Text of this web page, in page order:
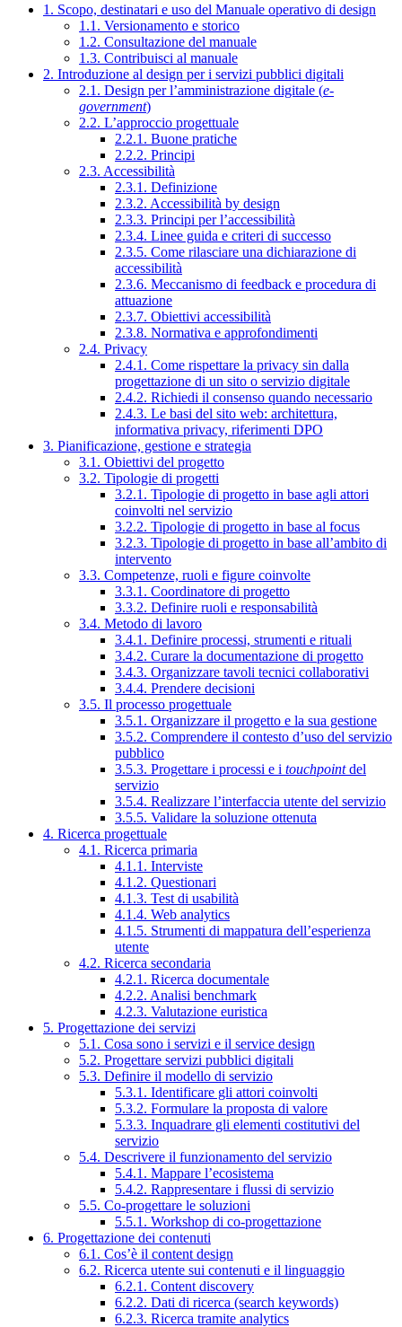
1. Scopo, destinatari e uso del Manuale operativo di design
1.1. Versionamento e storico
1.2. Consultazione del manuale
1.3. Contribuisci al manuale
2. Introduzione al design per i servizi pubblici digitali
2.1. Design per l’amministrazione digitale (e-
government)
2.2. L’approccio progettuale
2.2.1. Buone pratiche
2.2.2. Principi
2.3. Accessibilità
2.3.1. Definizione
2.3.2. Accessibilità by design
2.3.3. Principi per l’accessibilità
2.3.4. Linee guida e criteri di successo
2.3.5. Come rilasciare una dichiarazione di
accessibilità
2.3.6. Meccanismo di feedback e procedura di
attuazione
2.3.7. Obiettivi accessibilità
2.3.8. Normativa e approfondimenti
2.4. Privacy
2.4.1. Come rispettare la privacy sin dalla
progettazione di un sito o servizio digitale
2.4.2. Richiedi il consenso quando necessario
2.4.3. Le basi del sito web: architettura,
informativa privacy, riferimenti DPO
3. Pianificazione, gestione e strategia
3.1. Obiettivi del progetto
3.2. Tipologie di progetti
3.2.1. Tipologie di progetto in base agli attori
coinvolti nel servizio
3.2.2. Tipologie di progetto in base al focus
3.2.3. Tipologie di progetto in base all’ambito di
intervento
3.3. Competenze, ruoli e figure coinvolte
3.3.1. Coordinatore di progetto
3.3.2. Definire ruoli e responsabilità
3.4. Metodo di lavoro
3.4.1. Definire processi, strumenti e rituali
3.4.2. Curare la documentazione di progetto
3.4.3. Organizzare tavoli tecnici collaborativi
3.4.4. Prendere decisioni
3.5. Il processo progettuale
3.5.1. Organizzare il progetto e la sua gestione
3.5.2. Comprendere il contesto d’uso del servizio
pubblico
3.5.3. Progettare i processi e i touchpointdel
servizio
3.5.4. Realizzare l’interfaccia utente del servizio
3.5.5. Validare la soluzione ottenuta
4. Ricerca progettuale
4.1. Ricerca primaria
4.1.1. Interviste
4.1.2. Questionari
4.1.3. Test di usabilità
4.1.4. Web analytics
4.1.5. Strumenti di mappatura dell’esperienza
utente
4.2. Ricerca secondaria
4.2.1. Ricerca documentale
4.2.2. Analisi benchmark
4.2.3. Valutazione euristica
5. Progettazione dei servizi
5.1. Cosa sono i servizi e il service design
5.2. Progettare servizi pubblici digitali
5.3. Definire il modello di servizio
5.3.1. Identificare gli attori coinvolti
5.3.2. Formulare la proposta di valore
5.3.3. Inquadrare gli elementi costitutivi del
servizio
5.4. Descrivere il funzionamento del servizio
5.4.1. Mappare l’ecosistema
5.4.2. Rappresentare i flussi di servizio
5.5. Co-progettare le soluzioni
5.5.1. Workshop di co-progettazione
6. Progettazione dei contenuti
6.1. Cos’è il content design
6.2. Ricerca utente sui contenuti e il linguaggio
6.2.1. Content discovery
6.2.2. Dati di ricerca (search keywords)
6.2.3. Ricerca tramite analytics